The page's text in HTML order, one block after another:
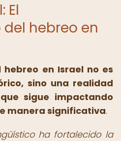
El
hebreo en
hebreo en Israel no es
sino una realidad
sigue impactando
manera significativa.
ha fortalecido la